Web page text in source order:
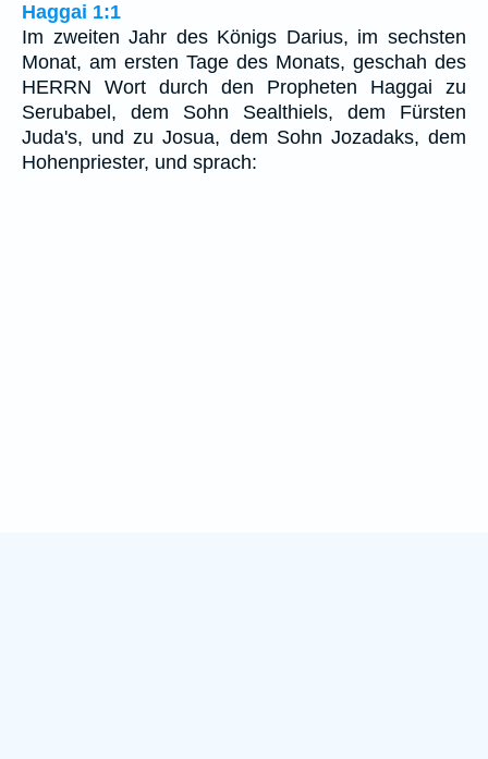
Haggai 1:1
Im zweiten Jahr des Königs Darius, im sechsten
Monat, am ersten Tage des Monats, geschah des
HERRN Wort durch den Propheten Haggai zu
Serubabel, dem Sohn Sealthiels, dem Fürsten
Juda's, und zu Josua, dem Sohn Jozadaks, dem
Hohenpriester, und sprach: